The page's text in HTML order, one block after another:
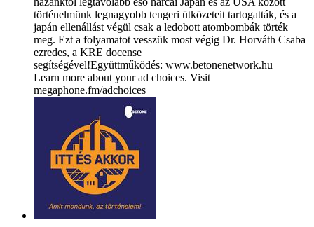
történelmünk legnagyobb tengeri ütközeteit tartogatták, és a
japán ellenállást végül csak a ledobott atombombák törték
meg. Ezt a folyamatot vesszük most végig Dr. Horváth Csaba
ezredes, a KRE docense
segítségével!Együttműködés: www.betonenetwork.hu
Learn more about your ad choices. Visit
megaphone.fm/adchoices